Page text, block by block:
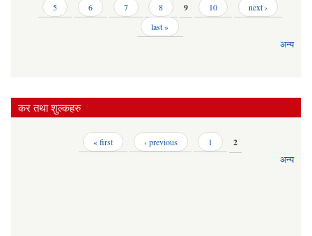
5
6 7 8 9 10
next ›
last »
अन्य
कर तथा शुल्कहरु
« first ‹ previous 1
2
अन्य